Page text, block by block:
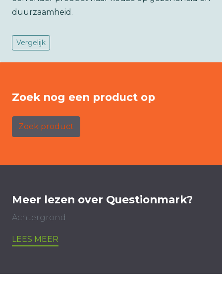
duurzaamheid.
Vergelijk
Zoek nog een product op
Zoek product
Meer lezen over Questionmark?
Achtergrond
LEES MEER